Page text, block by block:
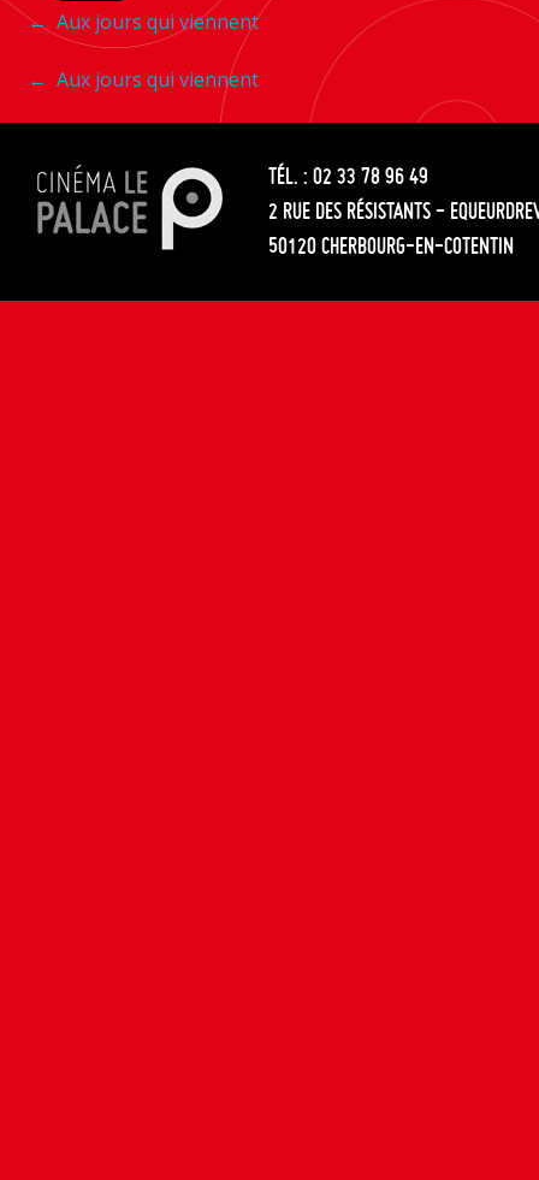
Navigation
entre
les
articles
← Aux jours qui viennent
Navigation
entre
les
articles
← Aux jours qui viennent
TÉL. : 02 33 78 96 49
2 RUE DES RÉSISTANTS -
50120 CHERBOURG-EN-COTENTIN